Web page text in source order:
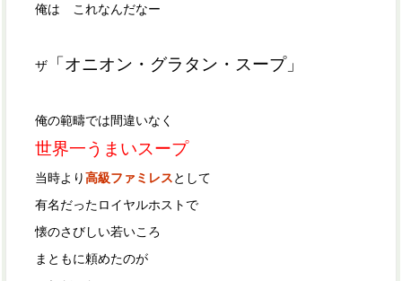
俺は これなんだなー
ザ 「オニオン・グラタン・スープ」
俺の範疇では間違いなく
世界一うまいスープ
当時より高級ファミレスとして
有名だったロイヤルホストで
懐のさびしい若いころ
まともに頼めたのが